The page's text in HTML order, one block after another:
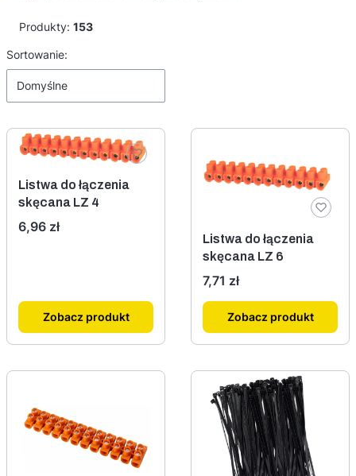
Produkty: 153
Lista produktów
Sortowanie:
Domyślne
Listwa do łączenia
skęcana LZ 4
Cena
6,96 zł
Zobacz produkt
Listwa do łączenia
skęcana LZ 6
Cena
7,71 zł
Zobacz produkt